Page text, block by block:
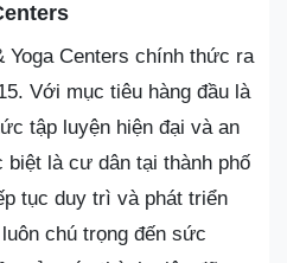
Yoga Centers chính thức ra
Với mục tiêu hàng đầu là
tập luyện hiện đại và an
là cư dân tại thành phố
tục duy trì và phát triển
chú trọng đến sức